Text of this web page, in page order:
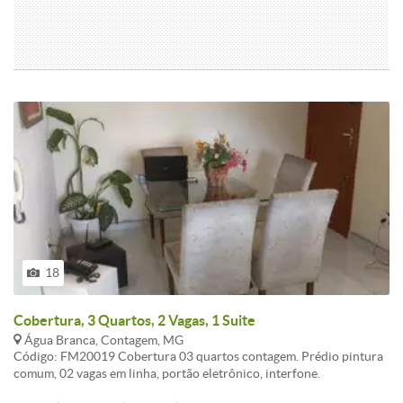
18
Cobertura, 3 Quartos, 2 Vagas, 1 Suite
Água Branca, Contagem, MG
Código: FM20019 Cobertura 03 quartos contagem. Prédio pintura
comum, 02 vagas em linha, portão eletrônico, interfone.